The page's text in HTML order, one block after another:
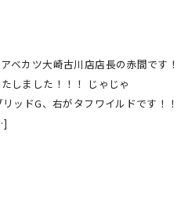
ベカツ大崎古川店店長の赤間です！
しました！！！ じゃじゃ
ッドG、右がタフワイルドです！！